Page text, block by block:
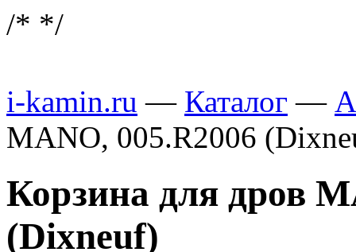
/* */
i-kamin.ru — Каталог —
MANO, 005.R2006
Корзина для дров
(Dixneuf)